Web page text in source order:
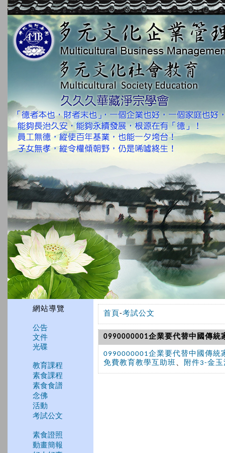
網站導覽
公告
文件
光碟
教育課程
素食課程
素食食譜
念佛
活動
考試公文
素食證照
動畫簡報
首頁-考試公文
0990000001企業要代替中國傳統
0990000001企業要代替中國傳統
免費教育教學互助班 、 附件3-金